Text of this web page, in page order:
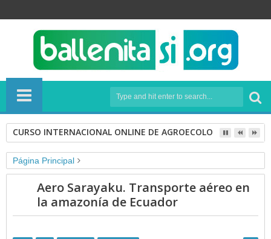
CURSO INTERNACIONAL ONLINE DE AGROECOLOGÍA
Página Principal
Unlabelled
Aero Sarayaku. Transporte aéreo en la amazonía de Ecuador
Aero Sarayaku. Transporte aéreo en
la amazonía de Ecuador